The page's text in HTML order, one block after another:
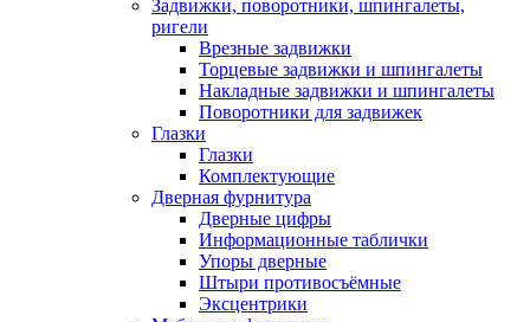
Задвижки, поворотники, шпингалеты,
ригели
Врезные задвижки
Торцевые задвижки и шпингалеты
Накладные задвижки и шпингалеты
Поворотники для задвижек
Глазки
Глазки
Комплектующие
Дверная фурнитура
Дверные цифры
Информационные таблички
Упоры дверные
Штыри противосъёмные
Эксцентрики